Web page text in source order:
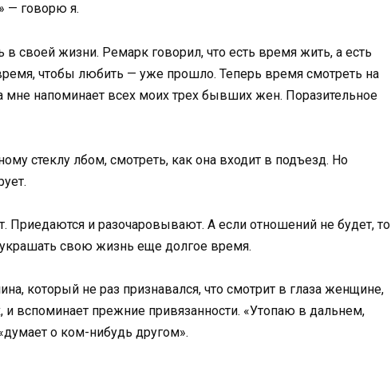
— говорю я.
в своей жизни. Ремарк говорил, что есть время жить, а есть
чтобы любить — уже прошло. Теперь время смотреть на
мне напоминает всех моих трех бывших жен. Поразительное
стеклу лбом, смотреть, как она входит в подъезд. Но
Приедаются и разочаровывают. А если отношений не будет, то
свою жизнь еще долгое время.
который не раз признавался, что смотрит в глаза женщине,
и вспоминает прежние привязанности. «Утопаю в дальнем,
о ком-нибудь другом».